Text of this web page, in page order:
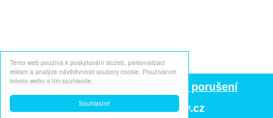
Souhlasím!
Tento web používá k poskytování služeb, personalizaci
reklam a analýze návštěvnosti soubory cookie. Používáním
tohoto webu s tím souhlasíte.
Copywriting a sankce za jeho porušení
2026© pribalove-letaky.cz